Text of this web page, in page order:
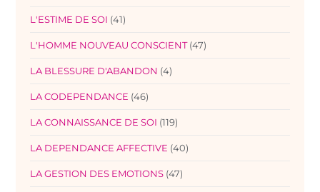
L'ESTIME DE SOI (41)
L'HOMME NOUVEAU CONSCIENT (47)
LA BLESSURE D'ABANDON (4)
LA CODEPENDANCE (46)
LA CONNAISSANCE DE SOI (119)
LA DEPENDANCE AFFECTIVE (40)
LA GESTION DES EMOTIONS (47)